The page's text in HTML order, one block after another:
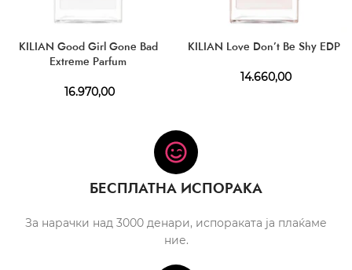
KILIAN Good Girl Gone Bad
Extreme Parfum
16.970,00
KILIAN Love Don’t Be Shy EDP
14.660,00
БЕСПЛАТНА ИСПОРАКА
За нарачки над 3000 денари, испораката ја плаќаме
ние.